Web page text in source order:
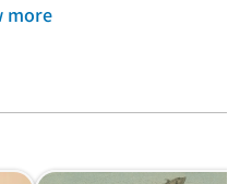
more